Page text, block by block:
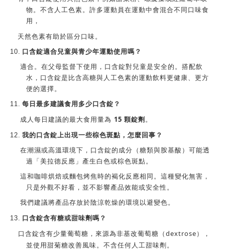
物。不含人工色素。許多運動員在運動中會混合不同口味食
用，
天然色素有助於區分口味。
10. 口含錠適合兒童與青少年運動使用嗎？
適合。在父母監督下使用，口含錠對兒童是安全的。搭配飲
水， 口含錠是比含高糖與人工色素的運動飲料更健康、更方
便的選擇。
11. 每日最多建議食用多少口含錠 ？
成人每日建議的最大食用量為 15 顆錠劑。
12. 我的口含錠上出現一些棕色斑點，怎麼回事？
在潮濕或高溫環境下， 口含錠 的成分（糖類與胺基酸）可能透
過「美拉德反應」產生白色或棕色斑點。
這和咖啡烘焙或麵包烤焦時的褐化反應相同。這種變化無害，
只是外觀不好看，並不影響產品效能或安全性。
我們建議將產品存放於陰涼乾燥的環境以避變色。
13. 口含錠含有糖或甜味劑嗎？
口含錠含有少量葡萄糖，來源為非基改葡萄糖（ dextrose ），
並使用甜菊糖改善風味。不含任何人工甜味劑。